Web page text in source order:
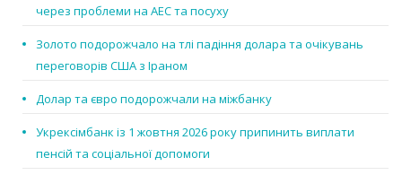
через проблеми на АЕС та посуху
Золото подорожчало на тлі падіння долара та очікувань
переговорів США з Іраном
Долар та євро подорожчали на міжбанку
Укрексімбанк із 1 жовтня 2026 року припинить виплати
пенсій та соціальної допомоги